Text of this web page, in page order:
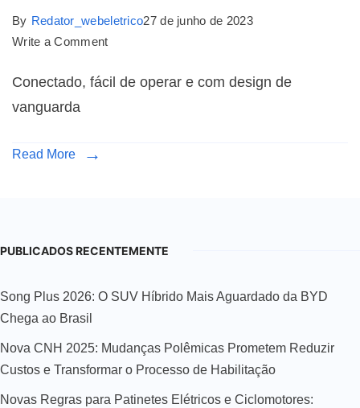
By Redator_webeletrico27 de junho de 2023
Write a Comment
Conectado, fácil de operar e com design de
vanguarda
Read More
PUBLICADOS RECENTEMENTE
Song Plus 2026: O SUV Híbrido Mais Aguardado da BYD
Chega ao Brasil
Nova CNH 2025: Mudanças Polêmicas Prometem Reduzir
Custos e Transformar o Processo de Habilitação
Novas Regras para Patinetes Elétricos e Ciclomotores: